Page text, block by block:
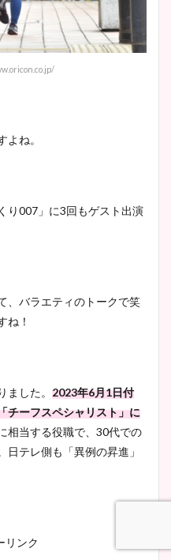
ね。
り007」に3回もゲスト出演
、バラエティのトークで笑
ね！
した。 2023年6月1日付
チーフスペシャリスト」に
相当する役職で、30代での
テレ側も「異例の昇進」
リンク